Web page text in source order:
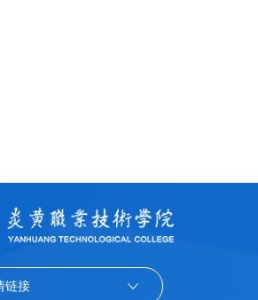
链接